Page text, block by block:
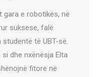
gara e robotikës, në
suksese, falë
të UBT-së.
si dhe nxënësja Elta
fitore në